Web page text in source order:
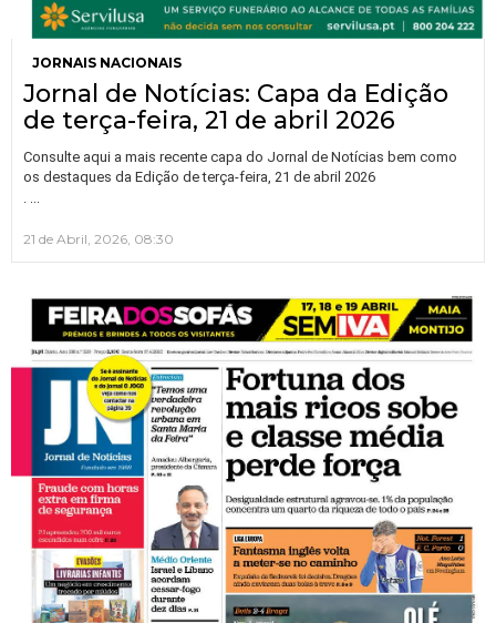
JORNAIS NACIONAIS
Jornal de Notícias: Capa da Edição
de terça-feira, 21 de abril 2026
Consulte aqui a mais recente capa do Jornal de Notícias bem como
os destaques da Edição de terça-feira, 21 de abril 2026
. …
21 de Abril, 2026, 08:30